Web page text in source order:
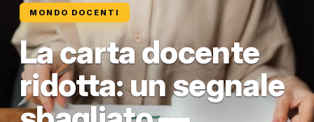
MONDO DOCENTI
La carta docente
ridotta: un segnale